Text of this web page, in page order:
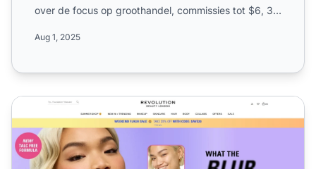
over de focus op groothandel, commissies tot $6, 30
Aug 1, 2025
BH Cosmetics Affiliate Programma